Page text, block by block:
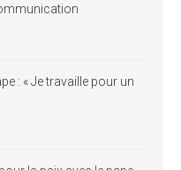
: « Je travaille pour un